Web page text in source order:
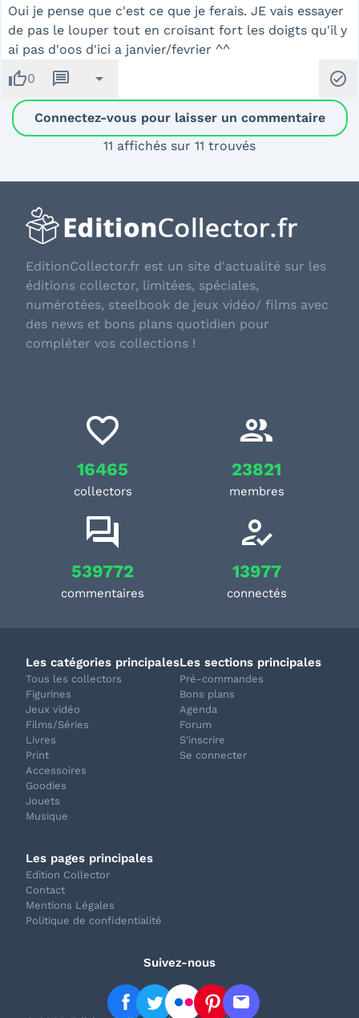
Oui je pense que c'est ce que je ferais. JE vais essayer
de pas le louper tout en croisant fort les doigts qu'il y
ai pas d'oos d'ici a janvier/fevrier ^^
thumb_up0 message arrow_drop_down check_circle
Connectez-vous pour laisser un commentaire
11 affichés sur 11 trouvés
EditionCollector.fr est un site d'actualité sur les
éditions collector, limitées, spéciales,
numérotées, steelbook de jeux vidéo/ films avec
des news et bons plans quotidien pour
compléter vos collections !
16465
collectors
23821
membres
539772
commentaires
13977
connectés
Les catégories principales
Tous les collectors
Figurines
Jeux vidéo
Films/Séries
Livres
Print
Accessoires
Goodies
Jouets
Musique
Les sections principales
Pré-commandes
Bons plans
Agenda
Forum
S'inscrire
Se connecter
Les pages principales
Edition Collector
Contact
Mentions Légales
Politique de confidentialité
Suivez-nous